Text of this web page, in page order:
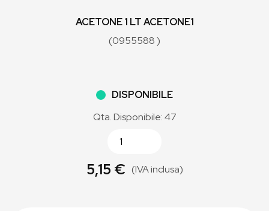
ACETONE 1 LT ACETONE1
(0955588 )
DISPONIBILE
Qta. Disponibile: 47
5,15 € (IVA inclusa)